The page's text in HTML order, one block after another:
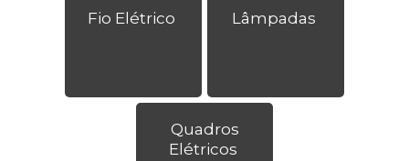
Fio Elétrico Lâmpadas
Quadros
Elétricos